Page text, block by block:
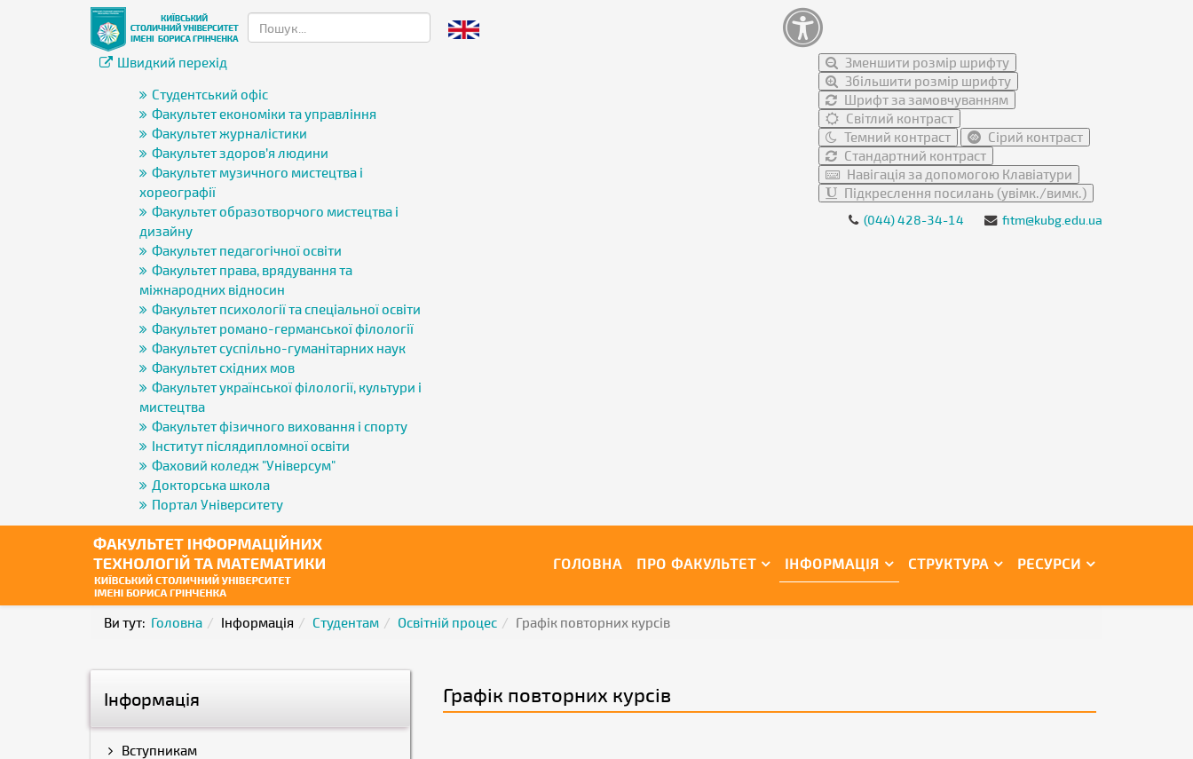
Швидкий перехід
Студентський офіс
Факультет економіки та управління
Факультет журналістики
Факультет здоров’я людини
Факультет музичного мистецтва і
хореографії
Факультет образотворчого мистецтва і
дизайну
Факультет педагогічної освіти
Факультет права, врядування та
міжнародних відносин
Факультет психології та спеціальної освіти
Факультет романо-германської філології
Факультет суспільно-гуманітарних наук
Факультет східних мов
Факультет української філології, культури і
мистецтва
Факультет фізичного виховання і спорту
Інститут післядипломної освіти
Фаховий коледж "Універсум"
Докторська школа
Портал Університету
Зменшити розмір шрифту
Збільшити розмір шрифту
Шрифт за замовчуванням
Світлий контраст
Темний контраст
Сірий контраст
Стандартний контраст
Навігація за допомогою Клавіатури
Підкреслення посилань (увімк./вимк.)
(044) 428-34-14 fitm@kubg.edu.ua
ГОЛОВНА ПРО ФАКУЛЬТЕТ ІНФОРМАЦІЯ СТРУКТУРА РЕСУРСИ
Ви тут: Головна Інформація Студентам Освітній процес Графік повторних курсів
Інформація
Вступникам
Графік повторних курсів